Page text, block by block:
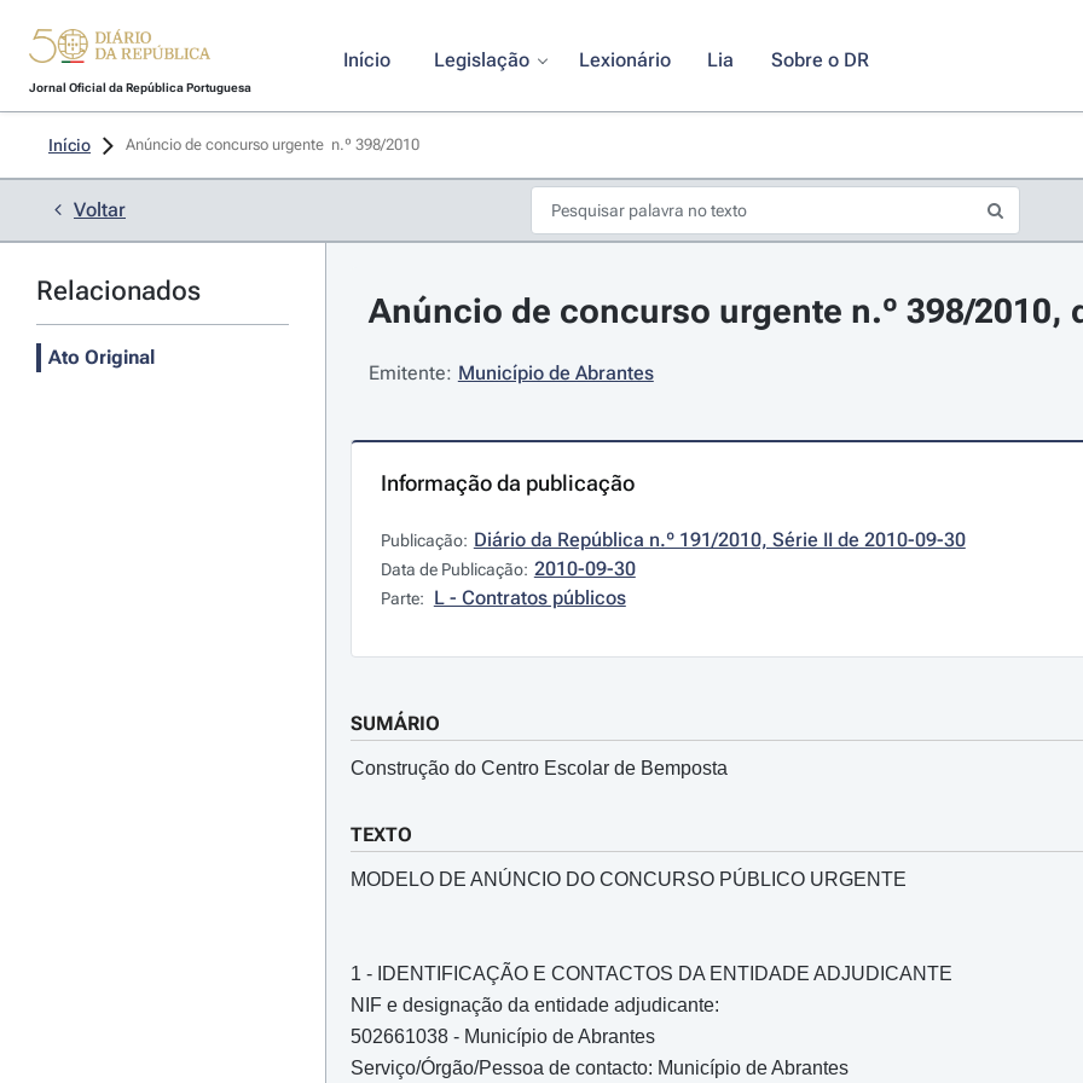
Jornal Oficial da República Portuguesa
Início Legislação Lexionário Lia Sobre o DR
Início Anúncio de concurso urgente  n.º 398/2010
Voltar
Relacionados
Ato Original
Anúncio de concurso urgente n.º 398/2010,
Emitente: Município de Abrantes
Informação da publicação
Publicação: Diário da República n.º 191/2010, Série II de 2010-09-30
Data de Publicação: 2010-09-30
Parte: L - Contratos públicos
SUMÁRIO
Construção do Centro Escolar de Bemposta
TEXTO
MODELO DE ANÚNCIO DO CONCURSO PÚBLICO URGENTE
1 - IDENTIFICAÇÃO E CONTACTOS DA ENTIDADE ADJUDICANTE
NIF e designação da entidade adjudicante:
502661038 - Município de Abrantes
Serviço/Órgão/Pessoa de contacto: Município de Abrantes